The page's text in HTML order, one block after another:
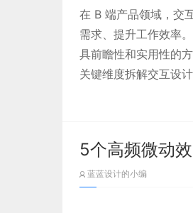
程、完成进程、提交
进度条展示 “计算服
图标化的模块标识，
在 B 端产品领域，交
需求、提升工作效率
具前瞻性和实用性的
关键维度拆解交互设
5个高频微动
蓝蓝设计的小编